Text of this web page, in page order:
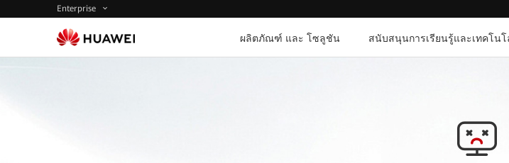
Enterprise
ผลิตภัณฑ์ และ โซลูชัน สนับสนุนการเรียนรู้และเทคโนโ